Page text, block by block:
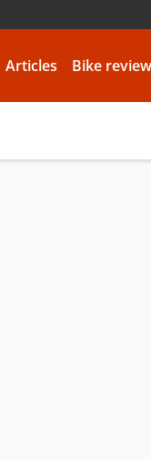
Articles Bike